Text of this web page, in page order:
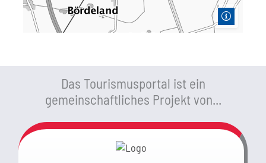
Das Tourismusportal ist ein
gemeinschaftliches Projekt von...